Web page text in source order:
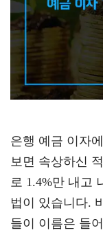
은행 예금 이자
보면 속상하신
로 1.4%만 내고
법이 있습니다.
들이 이름은 들